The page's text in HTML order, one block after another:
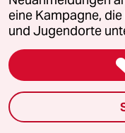
1 Krise der
AfD-
eine Kampagne,
und Jugendorte